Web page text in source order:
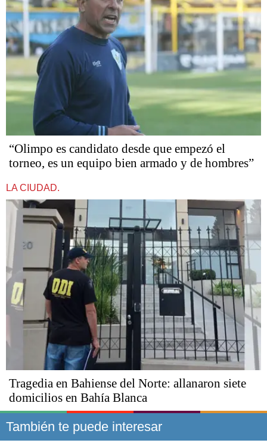
“Olimpo es candidato desde que empezó el
torneo, es un equipo bien armado y de hombres”
LA CIUDAD.
Tragedia en Bahiense del Norte: allanaron siete
domicilios en Bahía Blanca
También te puede interesar